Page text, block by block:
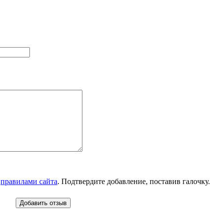
правилами сайта. Подтвердите добавление, поставив галочку.
Добавить отзыв